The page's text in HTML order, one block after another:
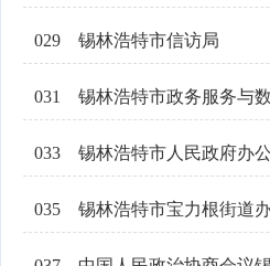
029 锡林浩特市信访局
031 锡林浩特市政务服务与
033 锡林浩特市人民政府办
035 锡林浩特市宝力根街道